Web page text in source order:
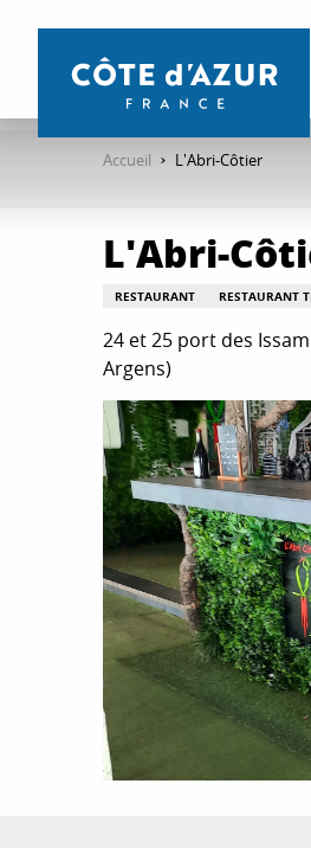
contenu
Accueil L'Abri-Côtier
L'Abri-
RESTAURANT RESTAURANT
24 et 25 port des
Argens)